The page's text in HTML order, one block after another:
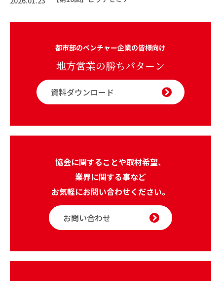
都市部のベンチャー企業の皆様向け
地方営業の勝ちパターン
資料ダウンロード
協会に関することや取材希望、
業界に関する事など
お気軽にお問い合わせください。
お問い合わせ